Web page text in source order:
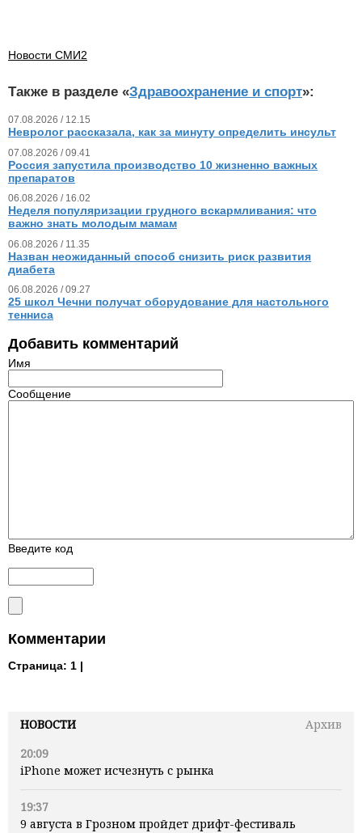
НОВОСТИ
Архив
20:09
iPhone может исчезнуть с рынка
19:37
9 августа в Грозном пройдет дрифт-фестиваль
Новости СМИ2
Также в разделе «Здравоохранение и спорт»:
07.08.2026 / 12.15
Невролог рассказала, как за минуту определить инсульт
07.08.2026 / 09.41
Россия запустила производство 10 жизненно важных
препаратов
06.08.2026 / 16.02
Неделя популяризации грудного вскармливания: что
важно знать молодым мамам
06.08.2026 / 11.35
Назван неожиданный способ снизить риск развития
диабета
06.08.2026 / 09.27
25 школ Чечни получат оборудование для настольного
тенниса
Добавить комментарий
Имя
Сообщение
Введите код
Комментарии
Страница: 1 |